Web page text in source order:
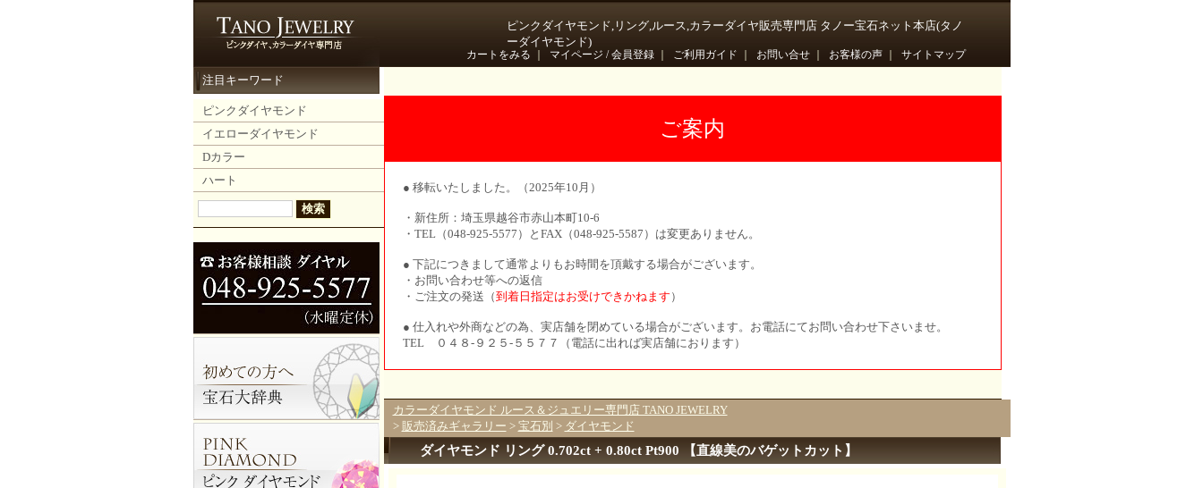
ピンクダイヤモンド,リング,ルース,カラーダイヤ販売専門店 タノー宝石ネット本店(タノ
ーダイヤモンド)
カートをみる マイページ / 会員登録｜ ご利用ガイド お問い合せ｜ お客様の声｜ サイトマップ
注目キーワード
ピンクダイヤモンド
イエローダイヤモンド
Dカラー
ハート
ご案内
● 移転いたしました。（2025年10月）
・新住所：埼玉県越谷市赤山本町10-6
・TEL（048-925-5577）とFAX（048-925-5587）は変更ありません。
● 下記につきまして通常よりもお時間を頂戴する場合がございます。
・お問い合わせ等への返信
・ご注文の発送（到着日指定はお受けできかねます ）
● 仕入れや外商などの為、実店舗を閉めている場合がございます。お電話にてお問い合わせ下さいませ。
TEL ０４８-９２５-５５７７（電話に出れば実店舗におります）
カラーダイヤモンド ルース＆ジュエリー専門店 TANO JEWELRY
> 販売済みギャラリー > 宝石別 > ダイヤモンド
ダイヤモンド リング 0.702ct + 0.80ct Pt900 【直線美のバゲットカット】